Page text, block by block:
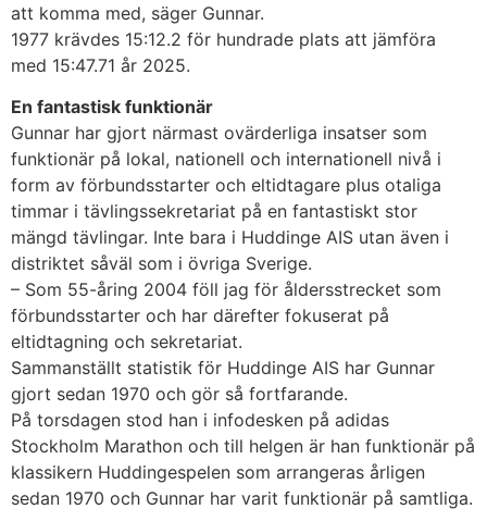
att komma med, säger Gunnar.
1977 krävdes 15:12.2 för hundrade plats att jämföra
med 15:47.71 år 2025.
En fantastisk funktionär
Gunnar har gjort närmast ovärderliga insatser som
funktionär på lokal, nationell och internationell nivå i
form av förbundsstarter och eltidtagare plus otaliga
timmar i tävlingssekretariat på en fantastiskt stor
mängd tävlingar. Inte bara i Huddinge AIS utan även i
distriktet såväl som i övriga Sverige.
– Som 55-åring 2004 föll jag för åldersstrecket som
förbundsstarter och har därefter fokuserat på
eltidtagning och sekretariat.
Sammanställt statistik för Huddinge AIS har Gunnar
gjort sedan 1970 och gör så fortfarande.
På torsdagen stod han i infodesken på adidas
Stockholm Marathon och till helgen är han funktionär på
klassikern Huddingespelen som arrangeras årligen
sedan 1970 och Gunnar har varit funktionär på samtliga.